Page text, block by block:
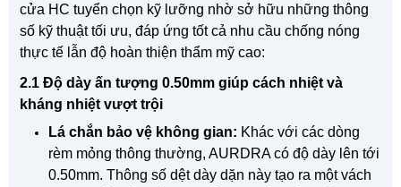
cửa HC tuyển chọn kỹ lưỡng nhờ sở hữu những thông
số kỹ thuật tối ưu, đáp ứng tốt cả nhu cầu chống nóng
thực tế lẫn độ hoàn thiện thẩm mỹ cao:
2.1 Độ dày ấn tượng 0.50mm giúp cách nhiệt và
kháng nhiệt vượt trội
Lá chắn bảo vệ không gian: Khác với các dòng
rèm mỏng thông thường, AURDRA có độ dày lên tới
0.50mm. Thông số dệt dày dặn này tạo ra một vách